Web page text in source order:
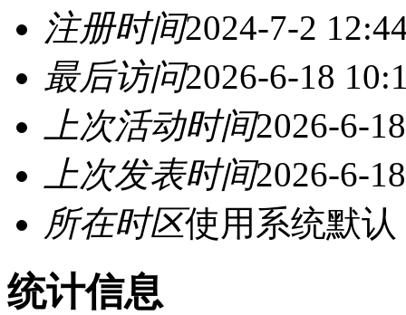
注册时间2024-7-2
最后访问2026-6-18
上次活动时间2026-6-
上次发表时间2026-6-
所在时区使用系统默认
统计信息